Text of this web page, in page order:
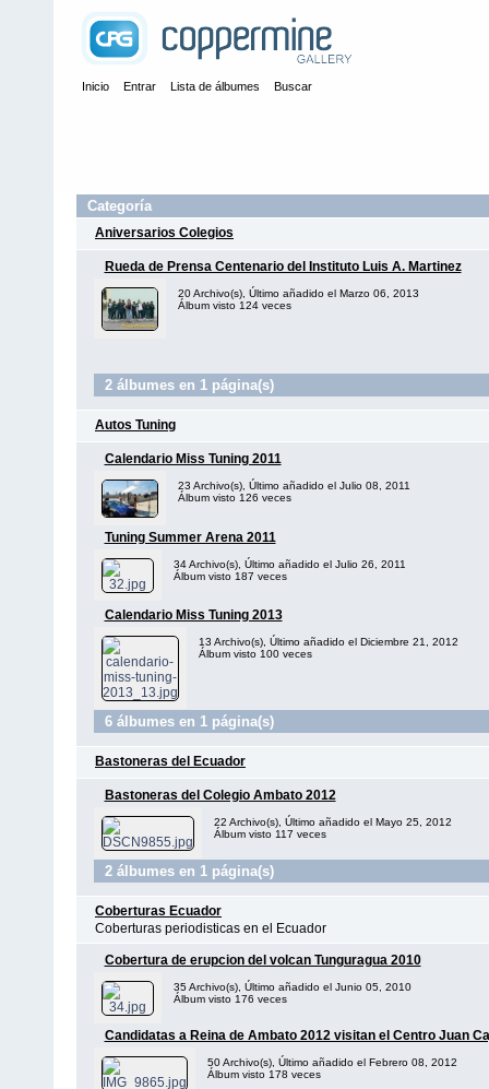
Inicio Entrar Lista de álbumes Buscar
Categoría
Aniversarios Colegios
Rueda de Prensa Centenario del Instituto Luis A. Martinez
20 Archivo(s), Último añadido el Marzo 06, 2013
Álbum visto 124 veces
2 álbumes en 1 página(s)
Autos Tuning
Calendario Miss Tuning 2011
23 Archivo(s), Último añadido el Julio 08, 2011
Álbum visto 126 veces
Tuning Summer Arena 2011
34 Archivo(s), Último añadido el Julio 26, 2011
Álbum visto 187 veces
Calendario Miss Tuning 2013
13 Archivo(s), Último añadido el Diciembre 21, 2012
Álbum visto 100 veces
6 álbumes en 1 página(s)
Bastoneras del Ecuador
Bastoneras del Colegio Ambato 2012
22 Archivo(s), Último añadido el Mayo 25, 2012
Álbum visto 117 veces
2 álbumes en 1 página(s)
Coberturas Ecuador
Coberturas periodisticas en el Ecuador
Cobertura de erupcion del volcan Tunguragua 2010
35 Archivo(s), Último añadido el Junio 05, 2010
Álbum visto 176 veces
Candidatas a Reina de Ambato 2012 visitan el Centro Juan
50 Archivo(s), Último añadido el Febrero 08, 2012
Álbum visto 178 veces